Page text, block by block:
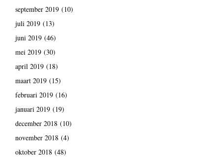
september 2019(10)
juli 2019(13)
juni 2019(46)
mei 2019(30)
april 2019(18)
maart 2019(15)
februari 2019(16)
januari 2019(19)
december 2018(10)
november 2018(4)
oktober 2018(48)